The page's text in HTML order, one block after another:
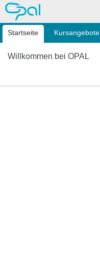
OPAL
Startseite Kursangebote
Willkommen bei OPAL